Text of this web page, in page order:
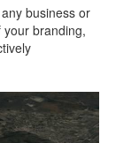
business or
branding,